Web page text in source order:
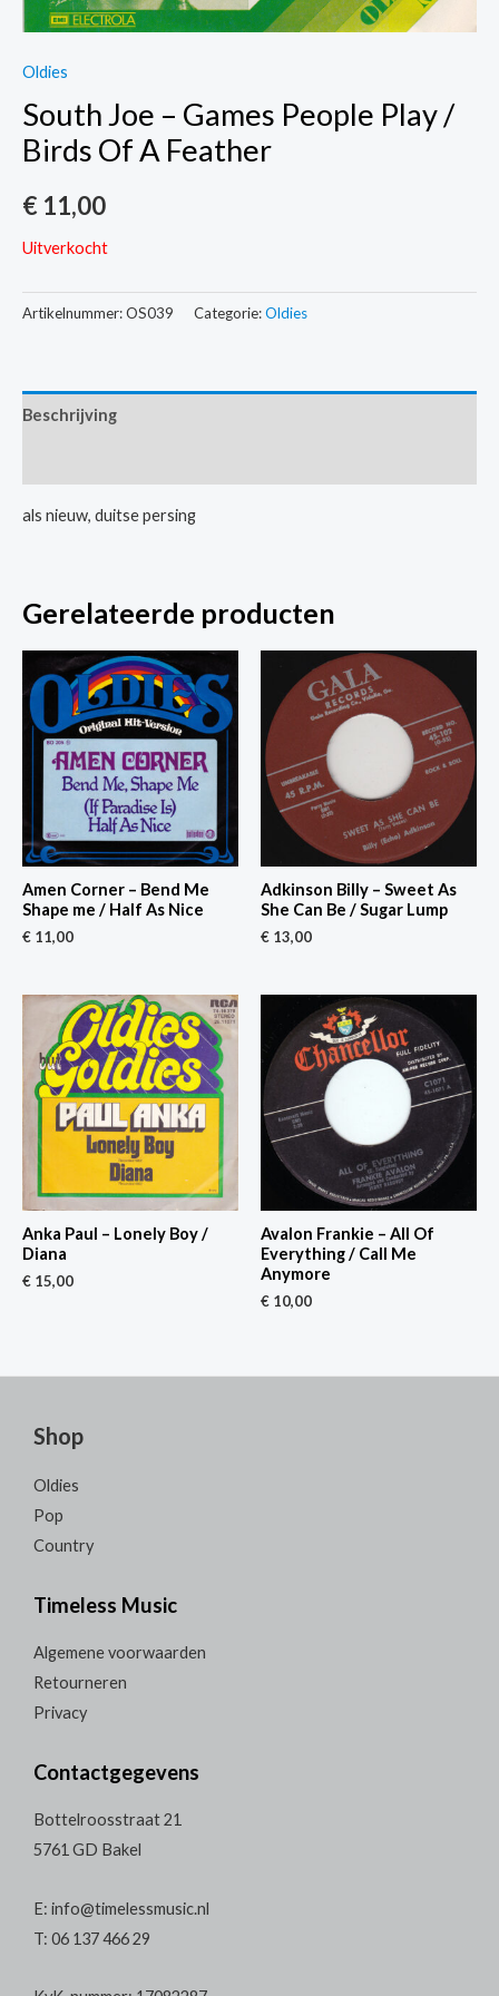
Oldies
South Joe – Games People Play /
Birds Of A Feather
€ 11,00
Uitverkocht
Artikelnummer:OS039 Categorie:Oldies
Beschrijving
als nieuw, duitse persing
Gerelateerde producten
Amen Corner – Bend Me
Shape me / Half As Nice
€ 11,00
Adkinson Billy – Sweet As
She Can Be / Sugar Lump
€ 13,00
Anka Paul – Lonely Boy /
Diana
€ 15,00
Avalon Frankie – All Of
Everything / Call Me
Anymore
€ 10,00
Shop
Oldies
Pop
Country
Timeless Music
Algemene voorwaarden
Retourneren
Privacy
Contactgegevens
Bottelroosstraat 21
5761 GD Bakel
E: info@timelessmusic.nl
T: 06 137 466 29